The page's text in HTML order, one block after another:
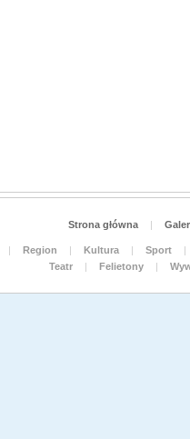
Strona główna |
| Region | Kultura | Sport
|
Teatr
| Felietony |